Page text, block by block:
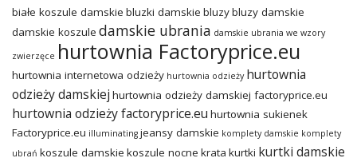
białe koszule damskie bluzki damskie bluzybluzy damskie
damskie koszule damskie ubrania damskie ubrania we wzory
zwierzęce hurtownia Factoryprice.eu
hurtownia internetowa odzieży hurtownia odzieży hurtownia
odzieży damskiej hurtownia odzieży damskiej factoryprice.eu
hurtownia odzieży factoryprice.eu hurtownia sukienek
Factoryprice.eu illuminating jeansy damskie komplety damskie komplety
ubrań koszule damskie koszule nocne krata kurtki kurtki damskie